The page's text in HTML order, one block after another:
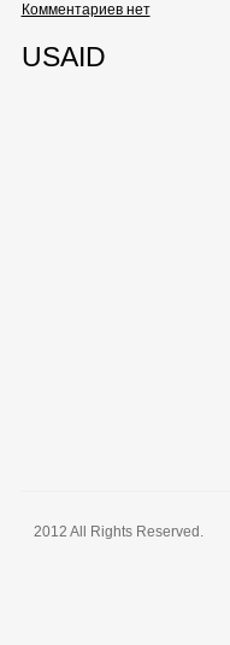
Комментариев нет
USAID
2012 All Rights Reserved.